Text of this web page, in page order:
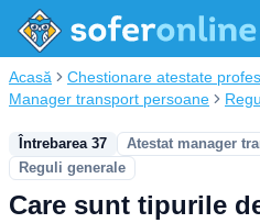
Acasă
Chestionare atestate
Manager transport persoane
Întrebarea 37
Atestat manager
Reguli generale
Care sunt tipurile